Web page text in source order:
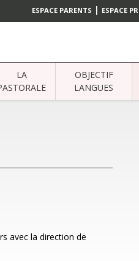
ESPACE PARENTS | ESPACE
LA
OBJECTIF
LANGUES
avec la direction de